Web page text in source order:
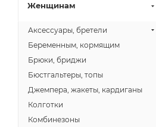
Женщинам
Аксессуары, бретели
Беременным, кормящим
Брюки, бриджи
Бюстгальтеры, топы
Джемпера, жакеты, кардиганы
Колготки
Комбинезоны